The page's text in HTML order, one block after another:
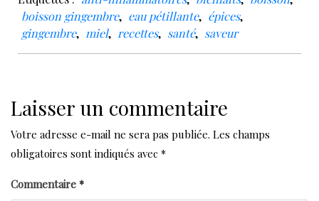
boisson gingembre, eau pétillante, épices,
gingembre, miel, recettes, santé, saveur
Laisser un commentaire
Votre adresse e-mail ne sera pas publiée. Les champs
obligatoires sont indiqués avec *
Commentaire *